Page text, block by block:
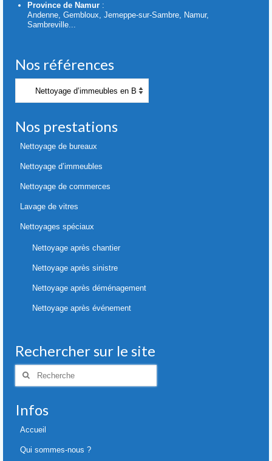
Province de Namur :
Andenne, Gembloux, Jemeppe-sur-Sambre, Namur,
Sambreville...
Nos références
références
Nos prestations
Nettoyage de bureaux
Nettoyage d’immeubles
Nettoyage de commerces
Lavage de vitres
Nettoyages spéciaux
Nettoyage après chantier
Nettoyage après sinistre
Nettoyage après déménagement
Nettoyage après événement
Rechercher sur le site
Infos
Accueil
Qui sommes-nous ?